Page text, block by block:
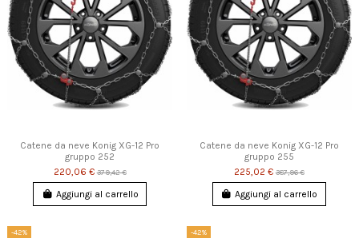
Catene da neve Konig XG-12 Pro
gruppo 252
220,06 €379,42 €
Aggiungi al carrello
Catene da neve Konig XG-12 Pro
gruppo 255
225,02 €387,96 €
Aggiungi al carrello
-42% -42%